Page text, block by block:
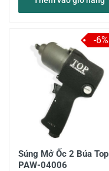
Súng Mở Ốc 2 Búa Top
PAW-04006
-6%